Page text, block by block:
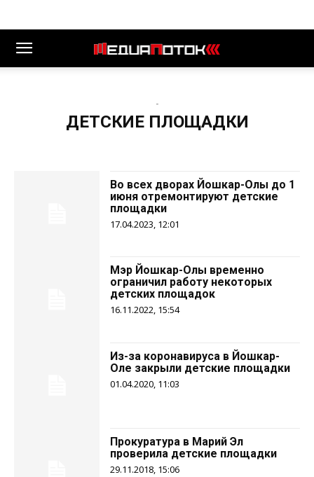
-
ДЕТСКИЕ ПЛОЩАДКИ
Во всех дворах Йошкар-Олы до 1
июня отремонтируют детские
площадки
17.04.2023, 12:01
Мэр Йошкар-Олы временно
ограничил работу некоторых
детских площадок
16.11.2022, 15:54
Из-за коронавируса в Йошкар-
Оле закрыли детские площадки
01.04.2020, 11:03
Прокуратура в Марий Эл
проверила детские площадки
29.11.2018, 15:06